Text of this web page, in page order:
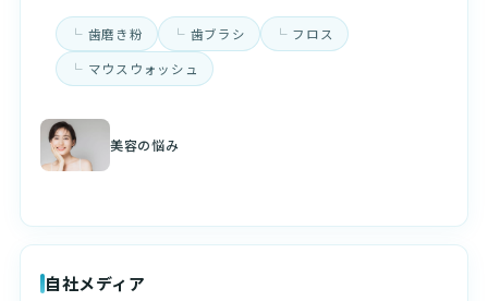
歯磨き粉 歯ブラシ
フロス
マウスウォッシュ
美容の悩み
自社メディア